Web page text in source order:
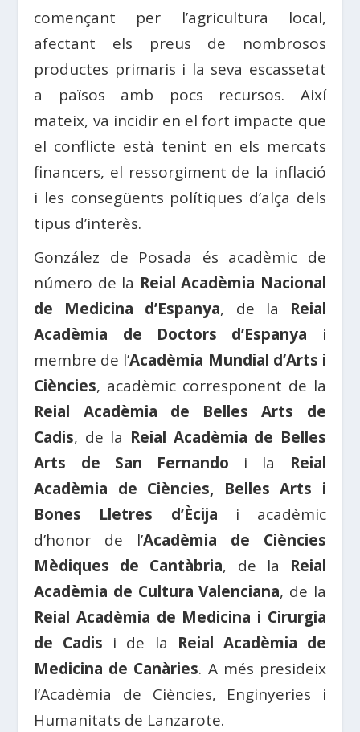
començant per l’agricultura local,
afectant els preus de nombrosos
productes primaris i la seva escassetat
a països amb pocs recursos. Així
mateix, va incidir en el fort impacte que
el conflicte està tenint en els mercats
financers, el ressorgiment de la inflació
i les consegüents polítiques d’alça dels
tipus d’interès.
González de Posada és acadèmic de
número de la Reial Acadèmia Nacional
de Medicina d’Espanya, de la Reial
Acadèmia de Doctors d’Espanya i
membre de l’Acadèmia Mundial d’Arts i
Ciències, acadèmic corresponent de la
Reial Acadèmia de Belles Arts de
Cadis, de la Reial Acadèmia de Belles
Arts de San Fernando i la Reial
Acadèmia de Ciències, Belles Arts i
Bones Lletres d’Ècija i acadèmic
d’honor de l’Acadèmia de Ciències
Mèdiques de Cantàbria, de la Reial
Acadèmia de Cultura Valenciana, de la
Reial Acadèmia de Medicina i Cirurgia
de Cadis i de la Reial Acadèmia de
Medicina de Canàries. A més presideix
l’Acadèmia de Ciències, Enginyeries i
Humanitats de Lanzarote.